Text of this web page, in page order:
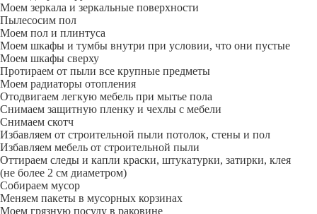
Моем зеркала и зеркальные поверхности
Пылесосим пол
Моем пол и плинтуса
Моем шкафы и тумбы внутри при условии, что они пустые
Моем шкафы сверху
Протираем от пыли все крупные предметы
Моем радиаторы отопления
Отодвигаем легкую мебель при мытье пола
Снимаем защитную пленку и чехлы с мебели
Снимаем скотч
Избавляем от строительной пыли потолок, стены и пол
Избавляем мебель от строительной пыли
Оттираем следы и капли краски, штукатурки, затирки, клея
(не более 2 см диаметром)
Собираем мусор
Меняем пакеты в мусорных корзинах
Моем грязную посуду в раковине